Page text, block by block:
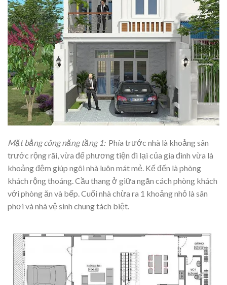
Mặt bằng công năng tầng 1:Phía trước nhà là khoảng sân
trước rộng rãi, vừa để phương tiện đi lại của gia đình vừa là
khoảng đệm giúp ngôi nhà luôn mát mẻ. Kế đến là phòng
khách rộng thoáng. Cầu thang ở giữa ngăn cách phòng khách
với phòng ăn và bếp. Cuối nhà chừa ra 1 khoảng nhỏ là sân
phơi và nhà vệ sinh chung tách biệt.